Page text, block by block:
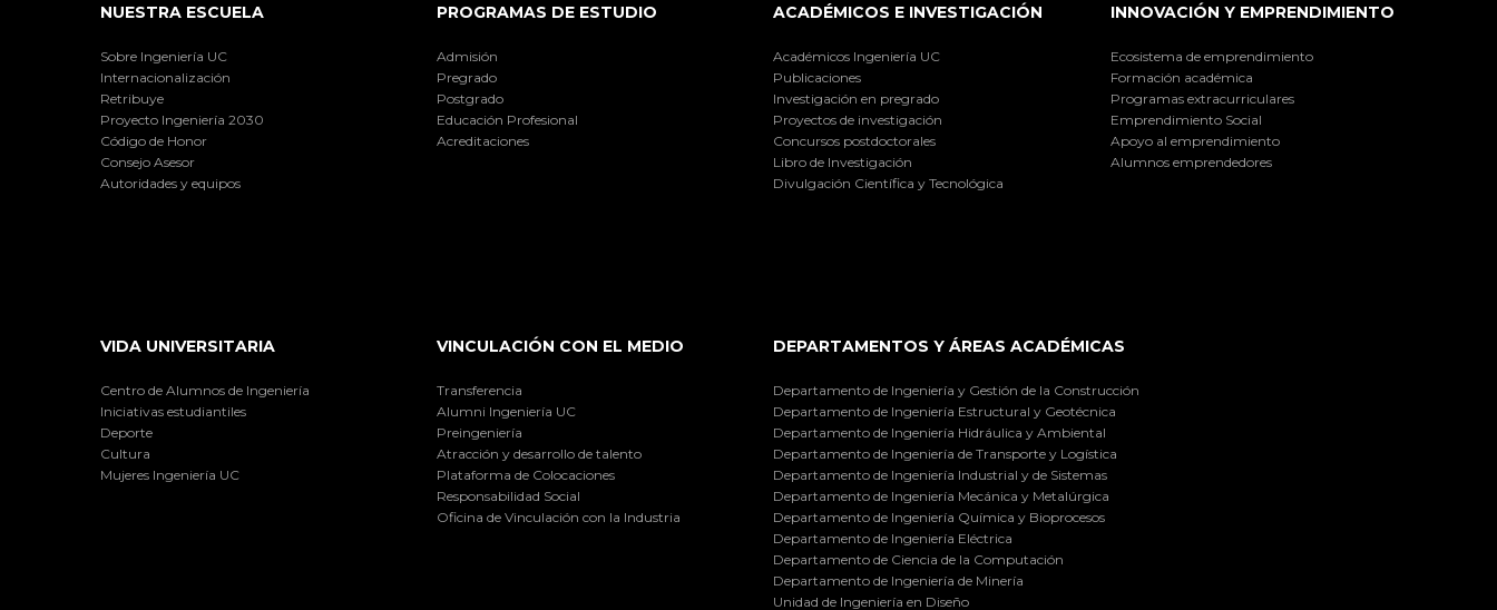
NUESTRA ESCUELA
Sobre Ingeniería UC
Internacionalización
Retribuye
Proyecto Ingeniería 2030
Código de Honor
Consejo Asesor
Autoridades y equipos
PROGRAMAS DE ESTUDIO
Admisión
Pregrado
Postgrado
Educación Profesional
Acreditaciones
ACADÉMICOS E INVESTIGACIÓN
Académicos Ingeniería UC
Publicaciones
Investigación en pregrado
Proyectos de investigación
Concursos postdoctorales
Libro de Investigación
Divulgación Científica y Tecnológica
INNOVACIÓN Y EMPRENDIMIENTO
Ecosistema de emprendimiento
Formación académica
Programas extracurriculares
Emprendimiento Social
Apoyo al emprendimiento
Alumnos emprendedores
VIDA UNIVERSITARIA
Centro de Alumnos de Ingeniería
Iniciativas estudiantiles
Deporte
Cultura
Mujeres Ingeniería UC
VINCULACIÓN CON EL MEDIO
Transferencia
Alumni Ingeniería UC
Preingeniería
Atracción y desarrollo de talento
Plataforma de Colocaciones
Responsabilidad Social
Oficina de Vinculación con la Industria
DEPARTAMENTOS Y ÁREAS ACADÉMICAS
Departamento de Ingeniería y Gestión de la Construcción
Departamento de Ingeniería Estructural y Geotécnica
Departamento de Ingeniería Hidráulica y Ambiental
Departamento de Ingeniería de Transporte y Logística
Departamento de Ingeniería Industrial y de Sistemas
Departamento de Ingeniería Mecánica y Metalúrgica
Departamento de Ingeniería Química y Bioprocesos
Departamento de Ingeniería Eléctrica
Departamento de Ciencia de la Computación
Departamento de Ingeniería de Minería
Unidad de Ingeniería en Diseño